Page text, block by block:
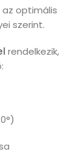
optimális
szerint.
rendelkezik,